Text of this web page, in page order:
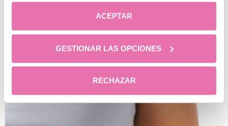
ACEPTAR
GESTIONAR LAS OPCIONES
RECHAZAR